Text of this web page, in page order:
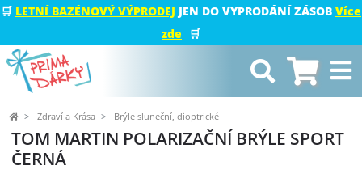
🛒 LETNÍ BAZÉNOVÝ VÝPRODEJ JEN DO VYPRODÁNÍ ZÁSOB Více
zde
🛒
Zdraví a Krása Brýle sluneční, dioptrické
TOM MARTIN POLARIZAČNÍ BRÝLE SPORT
ČERNÁ